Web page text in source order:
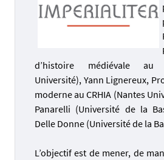
d’histoire médiévale au
Université), Yann Lignereux,
moderne au CRHIA (Nantes
Panarelli (Université de la
Delle Donne (Université de la
L’objectif est de mener, de